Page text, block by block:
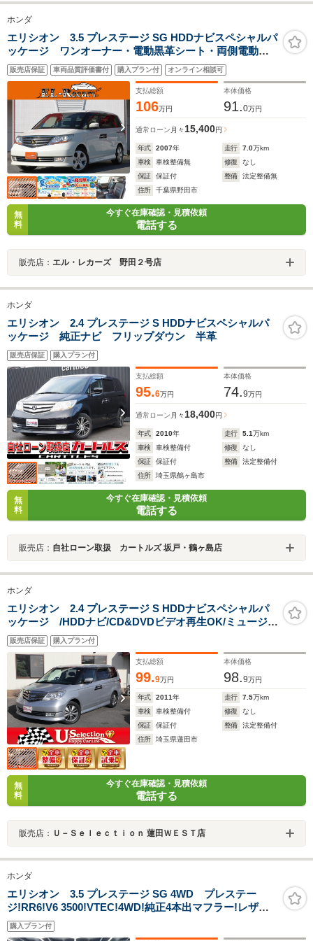
ホンダ
エリシオン 3.5 プレステージ SG HDDナビスペシャルパ
ッケージ ワンオーナー・電動黒革シート・両側電動ス
ライドドア・バックカメラ・フリップダウンモニター・
クルーズコントロール・ドライブレコーダー・HIDヘッド
ライト・シートヒーター・ETC・スマートキーオートA/C
販売店保証 車両品質評価書付 購入プラン付 オンライン相談可
支払総額
106万円
本体価格
91.0万円
通常ローン 月々15,400円
年式 2007年 走行 7.0万km
車検
車検整備無 修復
なし
保証
保証付 整備
法定整備無
住所
千葉県野田市
無
料
今すぐ在庫確認・見積依頼
電話する
販売店： エル・レカーズ 野田２号店
ホンダ
エリシオン 2.4 プレステージ S HDDナビスペシャルパ
ッケージ 純正ナビ フリップダウン 半革
販売店保証 購入プラン付
支払総額
95.6万円
本体価格
74.9万円
通常ローン 月々18,400円
年式 2010年 走行 5.1万km
車検
車検整備付 修復
なし
保証
保証付 整備
法定整備付
住所
埼玉県鶴ヶ島市
無
料
今すぐ在庫確認・見積依頼
電話する
販売店： 自社ローン取扱 カートルズ 坂戸・鶴ヶ島店
ホンダ
エリシオン 2.4 プレステージ S HDDナビスペシャルパ
ッケージ /HDDナビ/CD&DVDビデオ再生OK/ミュージッ
クサーバー/地デジTV/リア席フリップダウンモニター/バ
ックカメラ/黒革シート/2列目セパレート7人乗り/フルエア
ロ/両側自動ドア/スマートキー
販売店保証 購入プラン付
支払総額
99.9万円
本体価格
98.9万円
年式 2011年 走行 7.5万km
車検
車検整備付 修復
なし
保証
保証付 整備
法定整備付
住所
埼玉県蓮田市
無
料
今すぐ在庫確認・見積依頼
電話する
販売店： Ｕ－Ｓｅｌｅｃｔｉｏｎ 蓮田ＷＥＳＴ店
ホンダ
エリシオン 3.5 プレステージ SG 4WD プレステー
ジ!RR6!V6 3500!VTEC!4WD!純正4本出マフラー!レザー
シート シートヒーター 純正ナビ リア席モニター
エンジンスターター スマートキー
購入プラン付